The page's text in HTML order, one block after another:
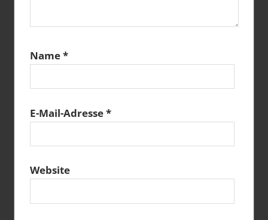
Name*
E-Mail-Adresse*
Website